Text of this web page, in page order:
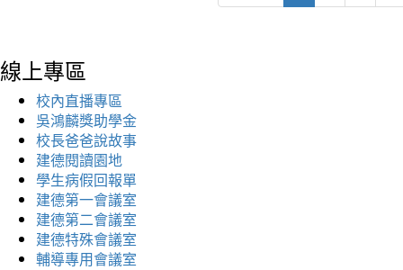
線上專區
校內直播專區
吳鴻麟獎助學金
校長爸爸說故事
建德閱讀園地
學生病假回報單
建德第一會議室
建德第二會議室
建德特殊會議室
輔導專用會議室